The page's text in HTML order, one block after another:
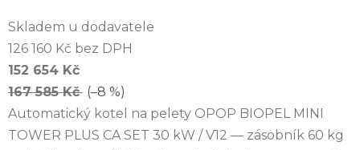
Skladem u dodavatele
126 160 Kč bez DPH
152 654 Kč
167 585 Kč (–8 %)
Automatický kotel na pelety OPOP BIOPEL MINI
TOWER PLUS CA SET 30 kW / V12 — zásobník 60 kg